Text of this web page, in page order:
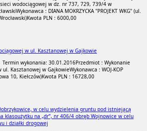
wodociągowej w dz. nr 737, 729, 739/4 w
Wykonawca : DIANA MOKRZYCKA "PROJEKT WKG" (ul.
Kwota PLN : 6000,00
w ul. Kasztanowej w Gajkowie
wykonania: 30.01.2016Przedmiot : Wykonanie
ul. Kasztanowej w GajkowieWykonawca : WOJ-KOP
10, Kiełczów)Kwota PLN : 16728,00
w celu wydzielenia gruntu pod istniejącą
klasoużytku na „dr”, nr 406/4 obręb Wojnowice w celu
i działki drogowej